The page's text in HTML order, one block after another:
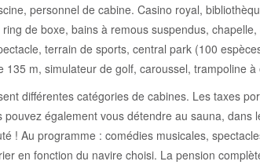
personnel de cabine. Casino royal,
de boxe, bains à remous suspendus,
terrain de sports, central park (100
m, simulateur de golf, caroussel, trampoline
différentes catégories de cabines. Les taxes
également vous détendre au sauna,
! Au programme : comédies musicales,
en fonction du navire choisi. La pension